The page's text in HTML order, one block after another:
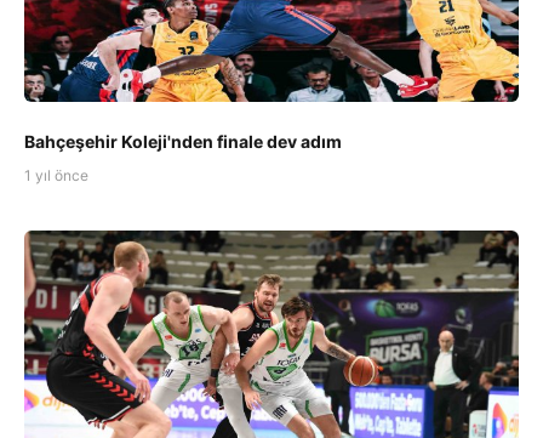
Bahçeşehir Koleji'nden finale dev adım
1 yıl önce